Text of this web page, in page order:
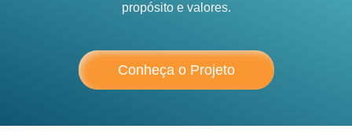
propósito e valores.
Conheça o Projeto